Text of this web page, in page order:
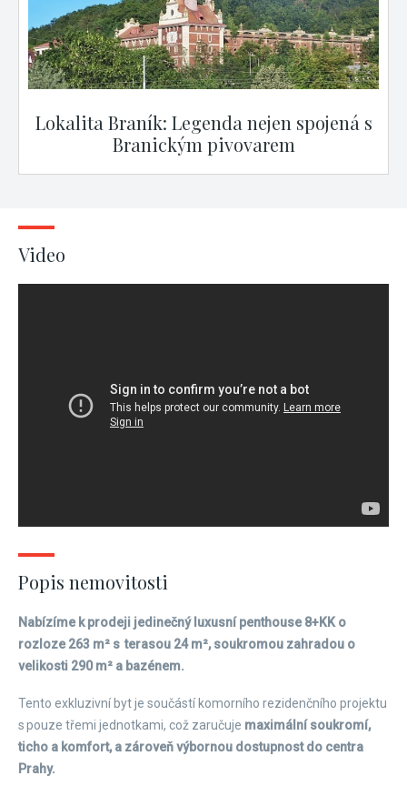
Lokalita Braník: Legenda nejen spojená s
Branickým pivovarem
Video
Popis nemovitosti
Nabízíme k prodeji jedinečný luxusní penthouse 8+KK o
rozloze 263 m² s terasou 24 m², soukromou zahradou o
velikosti 290 m² a bazénem.
Tento exkluzivní byt je součástí komorního rezidenčního projektu
s pouze třemi jednotkami, což zaručuje maximální soukromí,
ticho a komfort, a zároveň výbornou dostupnost do centra
Prahy.